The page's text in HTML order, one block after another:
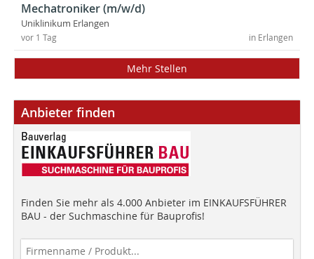
Mechatroniker (m/w/d)
Uniklinikum Erlangen
in Erlangen
vor 1 Tag
Mehr Stellen
Anbieter finden
Finden Sie mehr als 4.000 Anbieter im EINKAUFSFÜHRER
BAU - der Suchmaschine für Bauprofis!